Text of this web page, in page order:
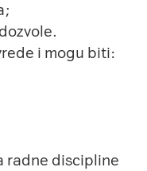
i mogu biti:
radne discipline